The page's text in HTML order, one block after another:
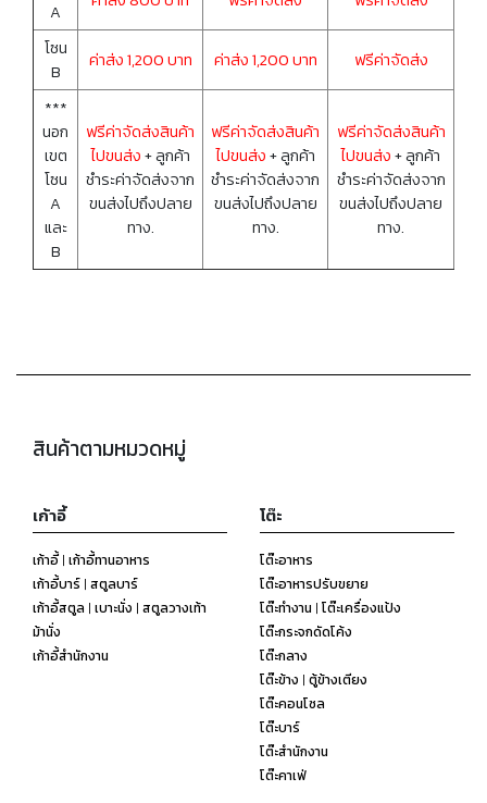
A
โซน
B
ค่าส่ง 1,200 บาท ค่าส่ง 1,200 บาท
ฟรีค่าจัดส่ง
***
นอก
เขต
โซน
A
และ
B
ฟรีค่าจัดส่งสินค้า
ไปขนส่ง+ ลูกค้า
ชำระค่าจัดส่งจาก
ขนส่งไปถึงปลาย
ทาง.
ฟรีค่าจัดส่งสินค้า
ไปขนส่ง+ ลูกค้า
ชำระค่าจัดส่งจาก
ขนส่งไปถึงปลาย
ทาง.
ฟรีค่าจัดส่งสินค้า
ไปขนส่ง+ ลูกค้า
ชำระค่าจัดส่งจาก
ขนส่งไปถึงปลาย
ทาง.
สินค้าตามหมวดหมู่
เก้าอี้
เก้าอี้ | เก้าอี้ทานอาหาร
เก้าอี้บาร์ | สตูลบาร์
เก้าอี้สตูล | เบาะนั่ง | สตูลวางเท้า
ม้านั่ง
เก้าอี้สำนักงาน
โต๊ะ
โต๊ะอาหาร
โต๊ะอาหารปรับขยาย
โต๊ะทำงาน | โต๊ะเครื่องแป้ง
โต๊ะกระจกดัดโค้ง
โต๊ะกลาง
โต๊ะข้าง | ตู้ข้างเตียง
โต๊ะคอนโซล
โต๊ะบาร์
โต๊ะสำนักงาน
โต๊ะคาเฟ่